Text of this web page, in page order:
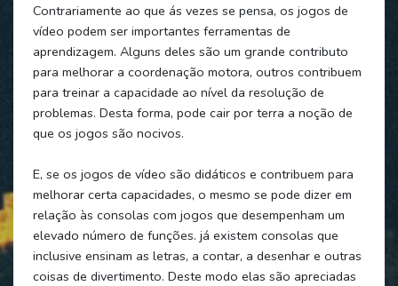
Contrariamente ao que ás vezes se pensa, os jogos de
vídeo podem ser importantes ferramentas de
aprendizagem. Alguns deles são um grande contributo
para melhorar a coordenação motora, outros contribuem
para treinar a capacidade ao nível da resolução de
problemas. Desta forma, pode cair por terra a noção de
que os jogos são nocivos.
E, se os jogos de vídeo são didáticos e contribuem para
melhorar certa capacidades, o mesmo se pode dizer em
relação às consolas com jogos que desempenham um
elevado número de funções. já existem consolas que
inclusive ensinam as letras, a contar, a desenhar e outras
coisas de divertimento. Deste modo elas são apreciadas